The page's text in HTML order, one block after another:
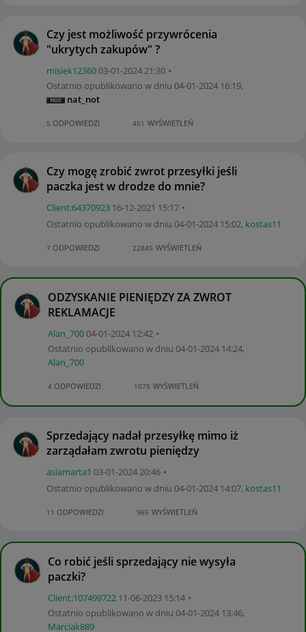
Czy jest możliwość przywrócenia
"ukrytych zakupów" ?
misiek12360‎03-01-202421:30
Ostatnio opublikowano w dniu ‎04-01-2024 16:19,
nat_not
5 ODPOWIEDZI 451 WYŚWIETLEŃ
Czy mogę zrobić zwrot przesyłki jeśli
paczka jest w drodze do mnie?
Client:64370923 ‎16-12-2021 15:17
Ostatnio opublikowano w dniu ‎04-01-2024 15:02, kostas11
7 ODPOWIEDZI 22845 WYŚWIETLEŃ
ODZYSKANIE PIENIĘDZY ZA ZWROT
REKLAMACJE
Alan_700‎04-01-2024 12:42
Ostatnio opublikowano w dniu ‎04-01-2024 14:24,
Alan_700
4 ODPOWIEDZI 1075 WYŚWIETLEŃ
Sprzedający nadał przesyłkę mimo iż
zarządałam zwrotu pieniędzy
asiamarta1 ‎03-01-202420:46
Ostatnio opublikowano w dniu ‎04-01-2024 14:07, kostas11
11 ODPOWIEDZI 965 WYŚWIETLEŃ
Co robić jeśli sprzedający nie wysyła
paczki?
Client:107499722 ‎11-06-2023 15:14
Ostatnio opublikowano w dniu ‎04-01-2024 13:46,
Marciak889